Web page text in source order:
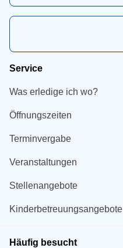
Service
Was erledige ich wo?
Öffnungszeiten
Terminvergabe
Veranstaltungen
Stellenangebote
Kinderbetreuungsangebote
Häufig besucht